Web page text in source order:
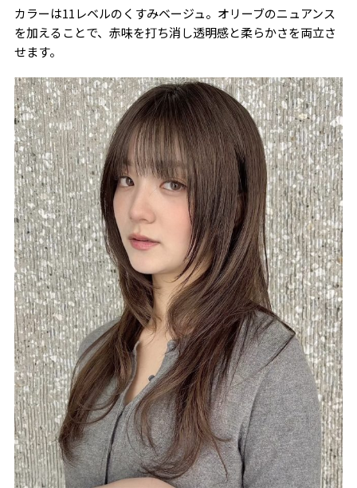
カラーは11レベルのくすみベージュ。オリーブのニュアンス
を加えることで、赤味を打ち消し透明感と柔らかさを両立さ
せます。